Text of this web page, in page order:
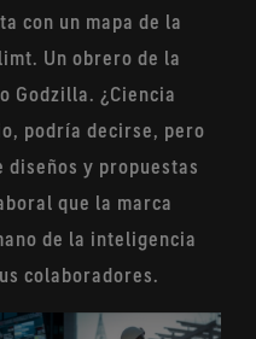
GORE-TEX STRETCH
confort y rendimiento.
Tecnología de producto
GORE-TEX SURROUND
Tecnología de producto
GORE-TEX THERMIUM
en un amplio rango de
temperaturas.
a agentes químicos y
con un mapa de la
Un obrero de la
Godzilla. ¿Ciencia
podría decirse, pero
diseños y propuestas
que la marca
de la inteligencia
colaboradores.